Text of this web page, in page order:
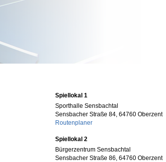
Spiellokal 1
Sporthalle Sensbachtal
Sensbacher Straße 84, 64760 Oberzent
Routenplaner
Spiellokal 2
Bürgerzentrum Sensbachtal
Sensbacher Straße 86, 64760 Oberzent